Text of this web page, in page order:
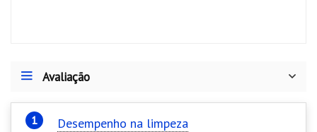
k er
Avaliação
Desempenho na limpeza